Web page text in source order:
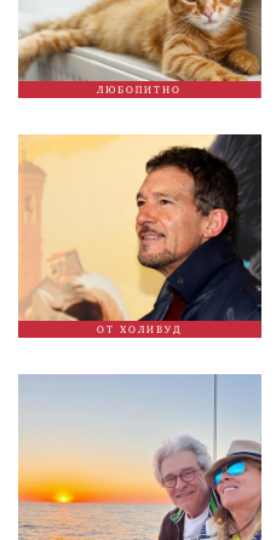
ЛЮБОПИТНО
ОТ ХОЛИВУД